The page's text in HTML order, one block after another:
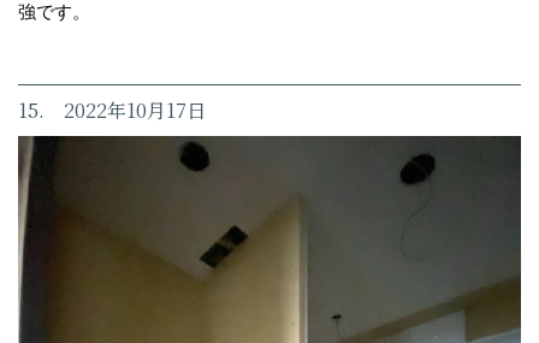
強です。
15. 2022年10月17日